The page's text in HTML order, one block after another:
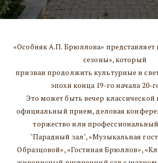
«Особняк А.П. Брюллова» представляет
сезоны», который
призван продолжить культурные и
эпохи конца 19-го начала 20-
Это может быть вечер классической
официальный прием, деловая
торжество или
"Парадный зал", «Музыкальная
Образцовой», «Гостиная Брюллов»,